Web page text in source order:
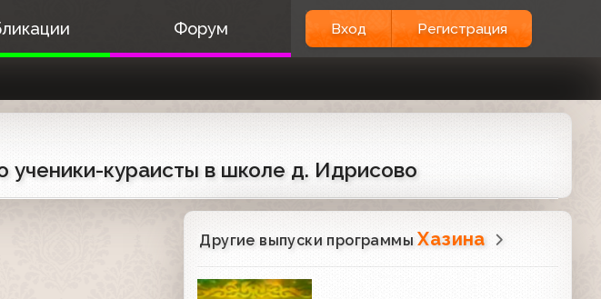
Форум Вход Регистрация
ученики-кураисты в школе д. Идрисово
Другие выпуски программыХазина